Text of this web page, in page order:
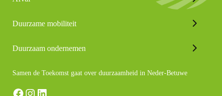
Duurzame mobiliteit
Duurzaam ondernemen
Samen de Toekomst gaat over duurzaamheid in Neder-Betuwe
Facebook
Instagram
LinkedIn